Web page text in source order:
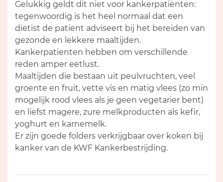
Gelukkig geldt dit niet voor kankerpatiënten:
tegenwoordig is het heel normaal dat een
diëtist de patiënt adviseert bij het bereiden van
gezonde en lekkere maaltijden.
Kankerpatienten hebben om verschillende
reden amper eetlust.
Maaltijden die bestaan uit peulvruchten, veel
groente en fruit, vette vis en matig vlees (zo min
mogelijk rood vlees als je geen vegetarier bent)
en liefst magere, zure melkproducten als kefir,
yoghurt en karnemelk.
Er zijn goede folders verkrijgbaar over koken bij
kanker van de KWF Kankerbestrijding.